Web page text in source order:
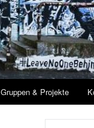
Gruppen & Projekte